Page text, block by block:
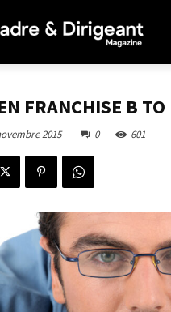
FRANCHISE B TO
2015 0 601